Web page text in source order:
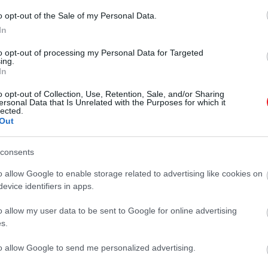
opt-out of the Sale of my Personal Data.
opt-out of processing my Personal Data for Targeted
opt-out of Collection, Use, Retention, Sale, and/or Sharing
Data that Is Unrelated with the Purposes for which it
allow Google to enable storage related to advertising like cookies on
identifiers in apps.
allow my user data to be sent to Google for online advertising
allow Google to send me personalized advertising.
nélkül: kevés olyan étel van, amely
készül, mégis elválaszthatatlan a
türelem kell hozzá, a végeredmény
nem bonyolult, mégis